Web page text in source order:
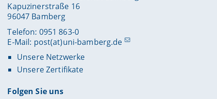
Kapuzinerstraße 16
96047 Bamberg
Telefon: 0951 863-0
E-Mail: post(at)uni-bamberg.de
Unsere Netzwerke
Unsere Zertifikate
Folgen Sie uns